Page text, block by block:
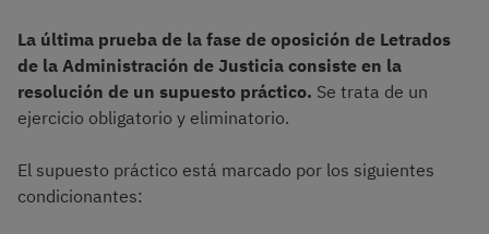
La última prueba de la fase de oposición de Letrados
de la Administración de Justicia consiste en la
resolución de un supuesto práctico. Se trata de un
ejercicio obligatorio y eliminatorio.
El supuesto práctico está marcado por los siguientes
condicionantes: